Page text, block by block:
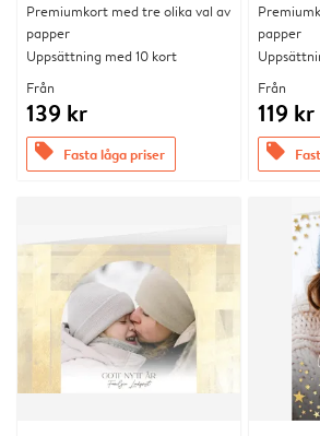
Premiumkort med tre olika val av
papper
Uppsättning med 10 kort
Från
139 kr
offers Fasta låga priser
papper
Från
119 kr
offers